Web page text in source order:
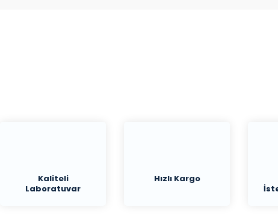
Kaliteli
Laboratuvar
Hızlı Kargo